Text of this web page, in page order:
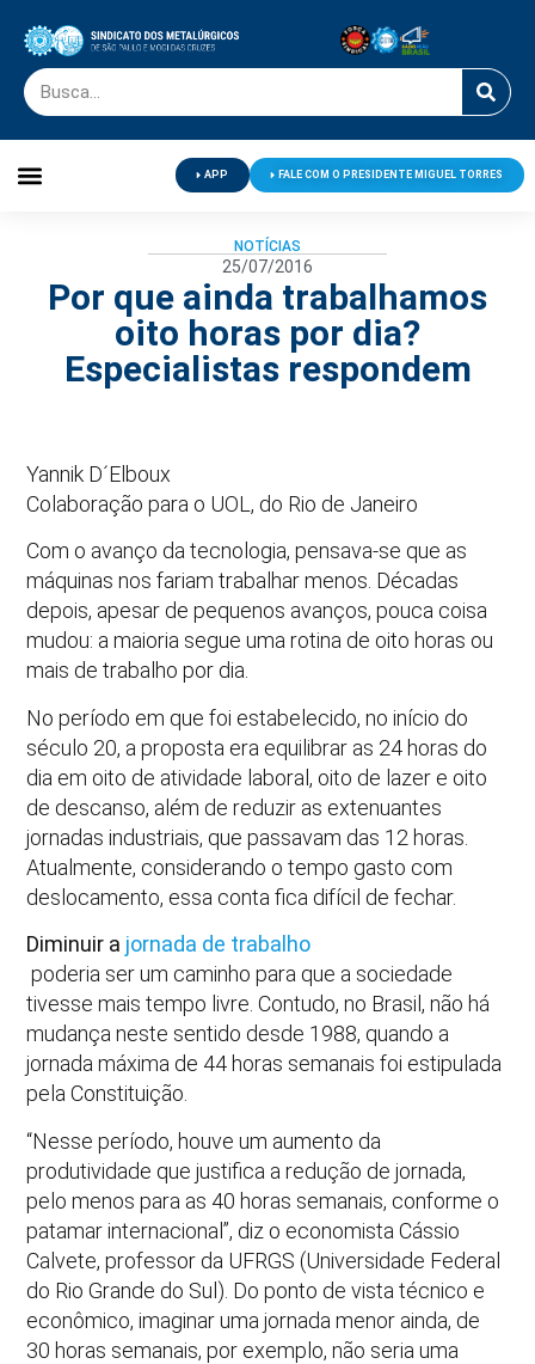
APP FALE COM O PRESIDENTE MIGUEL TORRES
NOTÍCIAS
25/07/2016
Por que ainda trabalhamos
oito horas por dia?
Especialistas respondem
Yannik D´Elboux
Colaboração para o UOL, do Rio de Janeiro
Com o avanço da tecnologia, pensava-se que as
máquinas nos fariam trabalhar menos. Décadas
depois, apesar de pequenos avanços, pouca coisa
mudou: a maioria segue uma rotina de oito horas ou
mais de trabalho por dia.
No período em que foi estabelecido, no início do
século 20, a proposta era equilibrar as 24 horas do
dia em oito de atividade laboral, oito de lazer e oito
de descanso, além de reduzir as extenuantes
jornadas industriais, que passavam das 12 horas.
Atualmente, considerando o tempo gasto com
deslocamento, essa conta fica difícil de fechar.
Diminuir a jornada de trabalho
poderia ser um caminho para que a sociedade
tivesse mais tempo livre. Contudo, no Brasil, não há
mudança neste sentido desde 1988, quando a
jornada máxima de 44 horas semanais foi estipulada
pela Constituição.
“Nesse período, houve um aumento da
produtividade que justifica a redução de jornada,
pelo menos para as 40 horas semanais, conforme o
patamar internacional”, diz o economista Cássio
Calvete, professor da UFRGS (Universidade Federal
do Rio Grande do Sul). Do ponto de vista técnico e
econômico, imaginar uma jornada menor ainda, de
30 horas semanais, por exemplo, não seria uma